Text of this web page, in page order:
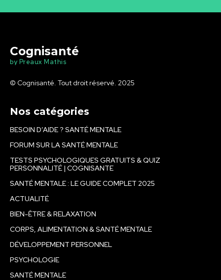
Cognisanté
by Preaux Mathis
© Cognisanté. Tout droit réservé. 2025
Nos catégories
BESOIN D’AIDE ? SANTÉ MENTALE
FORUM SUR LA SANTÉ MENTALE
TESTS PSYCHOLOGIQUES GRATUITS & QUIZ
PERSONNALITÉ | COGNISANTE
SANTÉ MENTALE : LE GUIDE COMPLET 2025
ACTUALITÉ
BIEN-ÊTRE & RELAXATION
CORPS, ALIMENTATION & SANTÉ MENTALE
DÉVELOPPEMENT PERSONNEL
PSYCHOLOGIE
SANTÉ MENTALE